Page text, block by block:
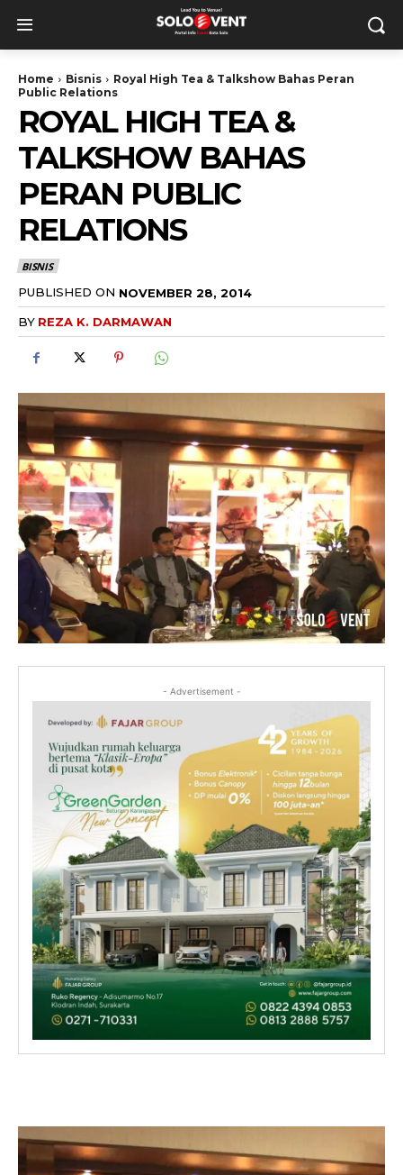
Home Bisnis
Royal High Tea & Talkshow Bahas Peran
Public Relations
ROYAL HIGH TEA &
TALKSHOW BAHAS
PERAN PUBLIC
RELATIONS
BISNIS
PUBLISHED ON NOVEMBER 28, 2014
BY REZA K. DARMAWAN
- Advertisement -